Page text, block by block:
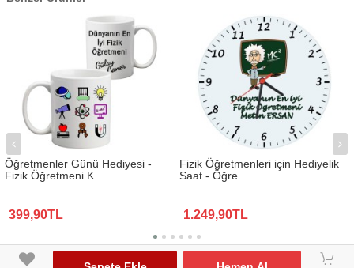
󰃦
Öğretmenler Günü Hediyesi -
Fizik Öğretmeni K...
399,90TL
Fizik Öğretmenleri için Hediyelik
Saat - Öğre...
1.249,90TL
www.biresimden.com © 2015 - 2026 Tüm Hakları Saklıdır.